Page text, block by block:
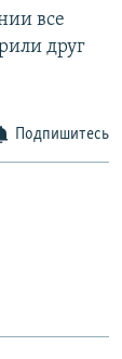
все
друг
Подпишитесь